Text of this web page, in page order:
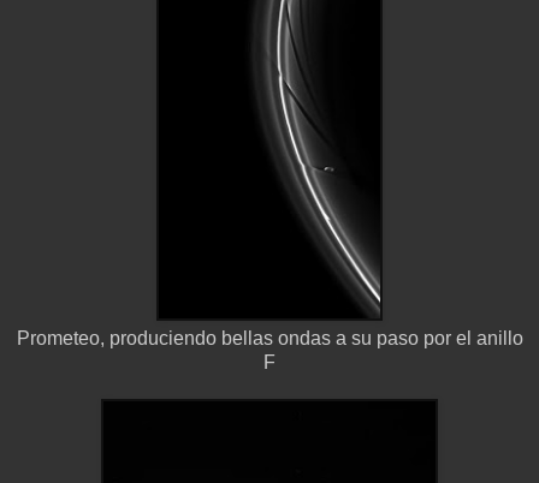
Prometeo, produciendo bellas ondas a su paso por el anillo
F